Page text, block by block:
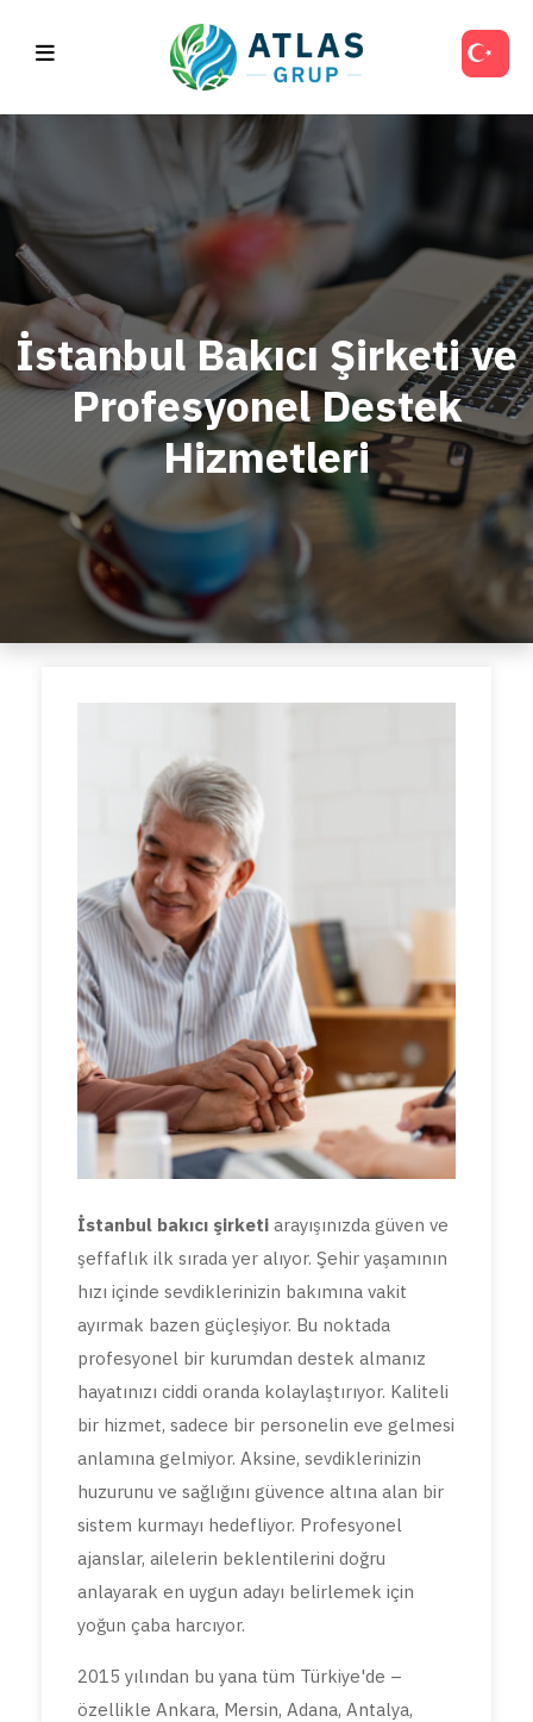
İstanbul Bakıcı Şirketi ve
Profesyonel Destek
Hizmetleri
İstanbul bakıcı şirketi arayışınızda güven ve
şeffaflık ilk sırada yer alıyor. Şehir yaşamının
hızı içinde sevdiklerinizin bakımına vakit
ayırmak bazen güçleşiyor. Bu noktada
profesyonel bir kurumdan destek almanız
hayatınızı ciddi oranda kolaylaştırıyor. Kaliteli
bir hizmet, sadece bir personelin eve gelmesi
anlamına gelmiyor. Aksine, sevdiklerinizin
huzurunu ve sağlığını güvence altına alan bir
sistem kurmayı hedefliyor. Profesyonel
ajanslar, ailelerin beklentilerini doğru
anlayarak en uygun adayı belirlemek için
yoğun çaba harcıyor.
2015 yılından bu yana tüm Türkiye'de –
özellikle Ankara, Mersin, Adana, Antalya,